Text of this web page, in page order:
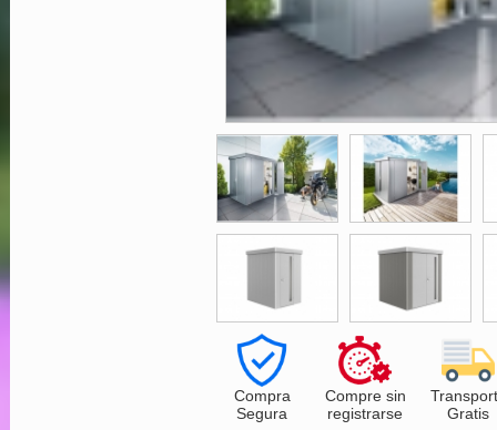
Compra
Segura
Compre sin
registrarse
Gratis